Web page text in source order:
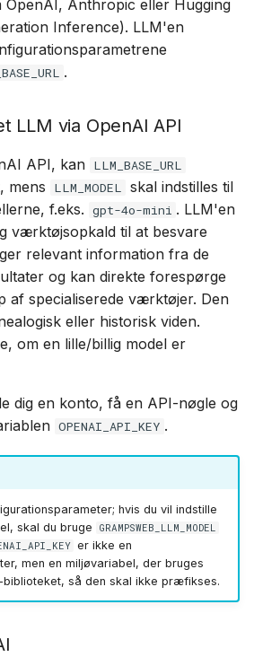
OpenAI, Anthropic eller Hugging
Inference). LLM'en
.
LLM via OpenAI API
API, kan LLM_BASE_URL
mens LLM_MODEL skal indstilles til
f.eks. gpt-4o-mini . LLM'en
værktøjsopkald til at besvare
relevant information fra de
og kan direkte forespørge
af specialiserede værktøjer. Den
eller historisk viden.
om en lille/billig model er
dig en konto, få en API-nøgle og
OPENAI_API_KEY .
hvis du vil indstille
skal du bruge
GRAMPSWEB_LLM_MODEL
er ikke en
men en miljøvariabel, der bruges
så den skal ikke præfikses.